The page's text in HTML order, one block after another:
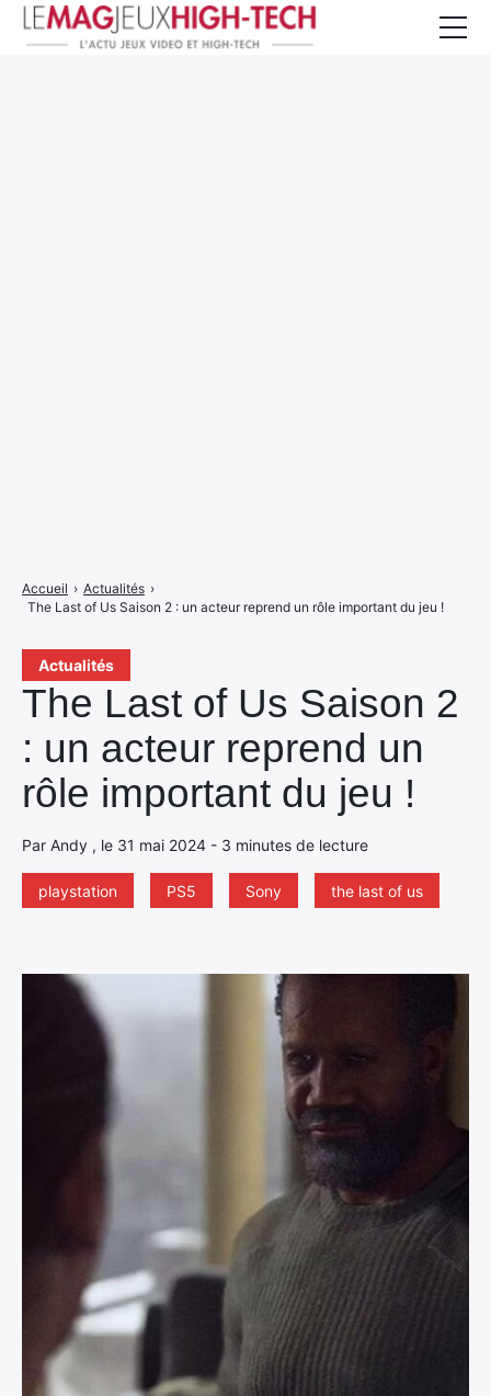
Actualités
The Last of Us Saison 2
: un acteur reprend un
rôle important du jeu !
Par Andy , le 31 mai 2024 - 3 minutes de lecture
playstation PS5 Sony the last of us
Accueil › Actualités ›
The Last of Us Saison 2 : un acteur reprend un rôle important du jeu !